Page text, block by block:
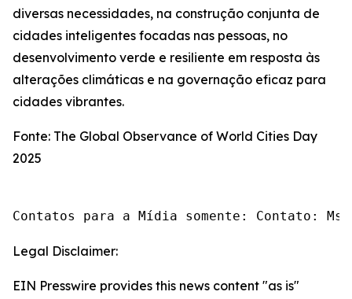
diversas necessidades, na construção conjunta de
cidades inteligentes focadas nas pessoas, no
desenvolvimento verde e resiliente em resposta às
alterações climáticas e na governação eficaz para
cidades vibrantes.
Fonte: The Global Observance of World Cities Day
2025
Contatos para a Mídia somente: Contato:
Legal Disclaimer:
EIN Presswire provides this news content "as is"